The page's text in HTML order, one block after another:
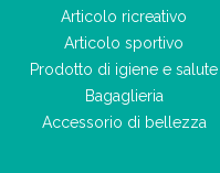
Articolo ricreativo
Articolo sportivo
Prodotto di igiene e salute
Bagaglieria
Accessorio di bellezza